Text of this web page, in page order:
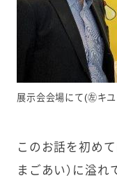
展示会会場にて(㊧キ
このお話を初め
まごあい）に溢